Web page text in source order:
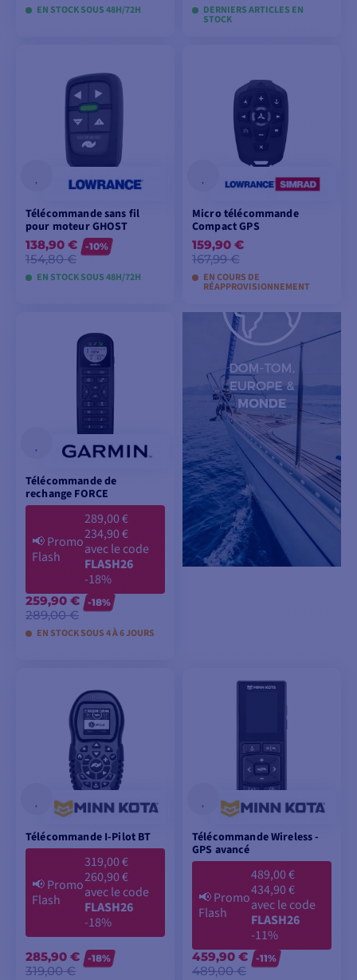
EN STOCK SOUS 48H/72H
PANIER
DERNIERS ARTICLES EN
STOCK
PANIER
Télécommande sans fil
pour moteur GHOST
138,90 €
154,80 €
-10%
EN STOCK SOUS 48H/72H
AJOUTER AU
PANIER
Micro télécommande
Compact GPS
159,90 €
167,99 €
EN COURS DE
RÉAPPROVISIONNEMENT
AJOUTER AU
PANIER
Télécommande de
rechange FORCE
📢Promo
Flash
289,00 €
234,90 €
avec le code
FLASH26
-18%
259,90 €
289,00 €
-18%
EN STOCK SOUS 4 À 6 JOURS
AJOUTER AU
PANIER
Télécommande I-Pilot BT
📢Promo
Flash
319,00 €
260,90 €
avec le code
FLASH26
-18%
285,90 €
319,00 €
-18%
Télécommande Wireless -
GPS avancé
📢Promo
Flash
489,00 €
434,90 €
avec le code
FLASH26
-11%
459,90 €
489,00 €
-11%